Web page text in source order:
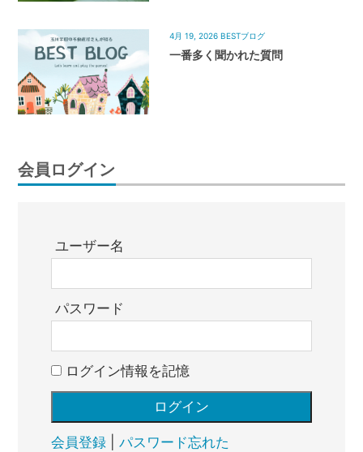
4月 19, 2026 BESTブログ
一番多く聞かれた質問
会員ログイン
ユーザー名
パスワード
ログイン情報を記憶
会員登録| パスワード忘れた